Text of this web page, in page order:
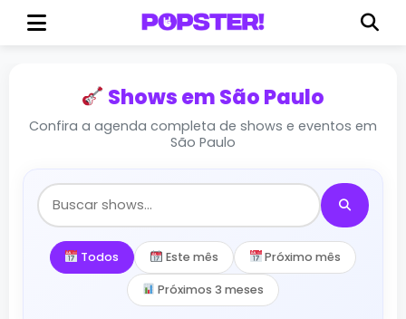
Shows em São Paulo
Confira a agenda completa de shows e eventos em
São Paulo
Todos Este mês Próximo mês
Próximos 3 meses